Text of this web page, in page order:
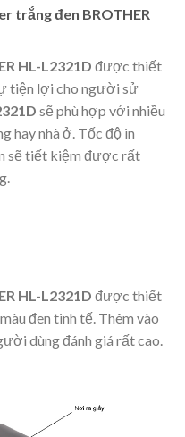
trắng đen BROTHER
HL-L2321D được thiết
tiện lợi cho người sử
sẽ phù hợp với nhiều
hay nhà ở. Tốc độ in
sẽ tiết kiệm được rất
HL-L2321D được thiết
đen tinh tế. Thêm vào
dùng đánh giá rất cao.